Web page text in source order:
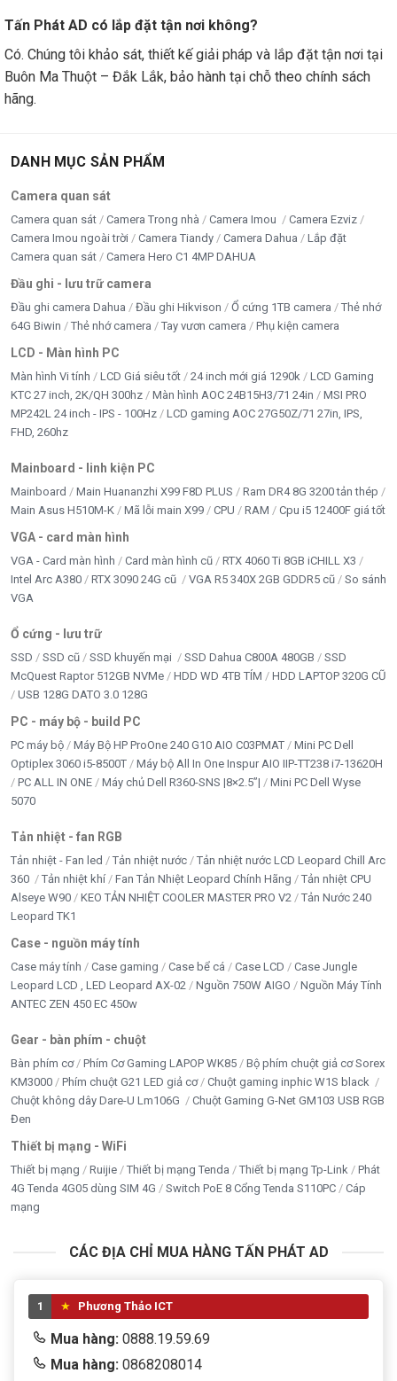
Tấn Phát AD có lắp đặt tận nơi không?
Có. Chúng tôi khảo sát, thiết kế giải pháp và lắp đặt tận nơi tại
Buôn Ma Thuột – Đắk Lắk, bảo hành tại chỗ theo chính sách
hãng.
DANH MỤC SẢN PHẨM
Camera quan sát
Camera quan sát Camera Trong nhà Camera Imou
Camera Ezviz
Camera Imou ngoài trời
Camera Tiandy Camera Dahua
Lắp đặt
Camera quan sát
Camera Hero C1 4MP DAHUA
Đầu ghi - lưu trữ camera
Đầu ghi camera Dahua Đầu ghi Hikvison Ổ cứng 1TB camera
Thẻ nhớ
64G Biwin
Thẻ nhớ camera Tay vươn camera Phụ kiện camera
LCD - Màn hình PC
Màn hình Vi tính LCD Giá siêu tốt 24 inch mới giá 1290k
LCD Gaming
KTC 27 inch, 2K/QH 300hz
Màn hình AOC 24B15H3/71 24in
MSI PRO
MP242L 24 inch - IPS - 100Hz
LCD gaming AOC 27G50Z/71 27in, IPS,
FHD, 260hz
Mainboard - linh kiện PC
Mainboard Main Huananzhi X99 F8D PLUS
Ram DR4 8G 3200 tản thép
Main Asus H510M-K
Mã lỗi main X99 CPU RAM Cpu i5 12400F giá tốt
VGA - card màn hình
VGA - Card màn hình Card màn hình cũ
RTX 4060 Ti 8GB iCHILL X3
Intel Arc A380
RTX 3090 24G cũ VGA R5 340X 2GB GDDR5 cũ
So sánh
VGA
Ổ cứng - lưu trữ
SSD SSD cũ SSD khuyến mại SSD Dahua C800A 480GB
SSD
McQuest Raptor 512GB NVMe
HDD WD 4TB TÍM
HDD LAPTOP 320G CŨ
USB 128G DATO 3.0 128G
PC - máy bộ - build PC
PC máy bộ Máy Bộ HP ProOne 240 G10 AIO C03PMAT
Mini PC Dell
Optiplex 3060 i5-8500T
Máy bộ All In One Inspur AIO IIP-TT238 i7-13620H
PC ALL IN ONE
Máy chủ Dell R360-SNS |8×2.5”|
Mini PC Dell Wyse
5070
Tản nhiệt - fan RGB
Tản nhiệt - Fan led Tản nhiệt nước
Tản nhiệt nước LCD Leopard Chill Arc
360
Tản nhiệt khí Fan Tản Nhiệt Leopard Chính Hãng
Tản nhiệt CPU
Alseye W90
KEO TẢN NHIỆT COOLER MASTER PRO V2
Tản Nước 240
Leopard TK1
Case - nguồn máy tính
Case máy tính Case gaming Case bể cá Case LCD
Case Jungle
Leopard LCD , LED Leopard AX-02
Nguồn 750W AIGO
Nguồn Máy Tính
ANTEC ZEN 450 EC 450w
Gear - bàn phím - chuột
Bàn phím cơ Phím Cơ Gaming LAPOP WK85
Bộ phím chuột giả cơ Sorex
KM3000
Phím chuột G21 LED giả cơ
Chuột gaming inphic W1S black
Chuột không dây Dare-U Lm106G
Chuột Gaming G-Net GM103 USB RGB
Đen
Thiết bị mạng - WiFi
Thiết bị mạng Ruijie Thiết bị mạng Tenda Thiết bị mạng Tp-Link
Phát
4G Tenda 4G05 dùng SIM 4G
Switch PoE 8 Cổng Tenda S110PC
Cáp
mạng
CÁC ĐỊA CHỈ MUA HÀNG TẤN PHÁT AD
1 Phương Thảo ICT
Mua hàng: 0888.19.59.69
Mua hàng: 0868208014